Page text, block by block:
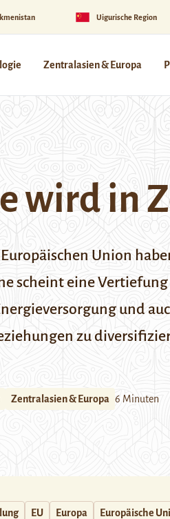
Uigurische Region
Zentralasien & Europa
wird in
Union
scheint eine
und
zu
Zentralasien & Europa 6 Minuten
EU Europa Europäische